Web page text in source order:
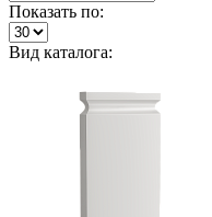
Показать по:
Вид каталога: